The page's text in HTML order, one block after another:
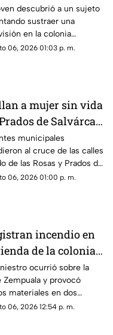
de
resulta
de la mano
descubrió a un sujeto
sustraer una
en la colonia
tras forcejear con el
06, 2026 01:03 p. m.
a mujer sin vida
de Salvárcar;
no presentaba
de violencia
municipales
al cruce de las calles
de las Rosas y Prados de
tras el reporte del
06, 2026 01:00 p. m.
incendio en
de la colonia
bomberos
las llamas
ocurrió sobre la
Zempuala y provocó
materiales en dos
Protección Civil
06, 2026 12:54 p. m.